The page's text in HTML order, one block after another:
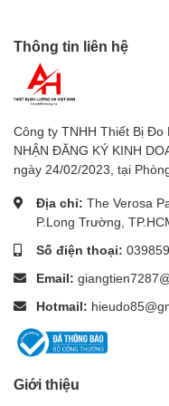
- 1 ft/phút
- 0,1 MPH
- Độ chính xác: ±3% F.S.
- Phạm vi: 0 đến 50℃
- Độ chính xác: ±1,2℃
- Lưu lượng khí:
- Phạm vi (CMM): 0,024
Thông tin liên hệ
Công ty TNHH Thiết Bị Đo
NHẬN ĐĂNG KÝ KINH
ngày 24/02/2023, tại
Địa chỉ: The Verosa
P.Long Trường,
Số điện thoại:
Email:
Hotmail:
Giới thiệu